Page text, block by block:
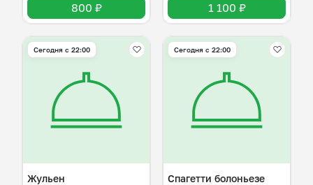
800 ₽ 1 100 ₽
Сегодня с 22:00
Жульен
Сегодня с 22:00
Спагетти болоньезе